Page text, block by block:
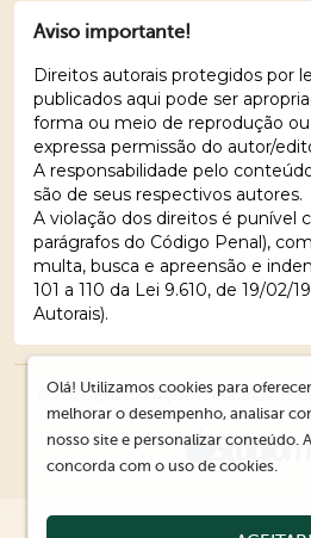
Aviso importante!
Direitos autorais protegidos por
publicados aqui pode ser
forma ou meio de reprodução
expressa permissão do autor/
A responsabilidade pelo
são de seus respectivos autores.
A violação dos direitos é punível
parágrafos do Código Penal),
multa, busca e apreensão e
101 a 110 da Lei 9.610, de 19/02/
Autorais).
© 2026 Editora Ações Literárias.
Olá! Utilizamos cookies para
melhorar o desempenho, analisar
nosso site e personalizar conteúdo.
concorda com o uso de cookies.